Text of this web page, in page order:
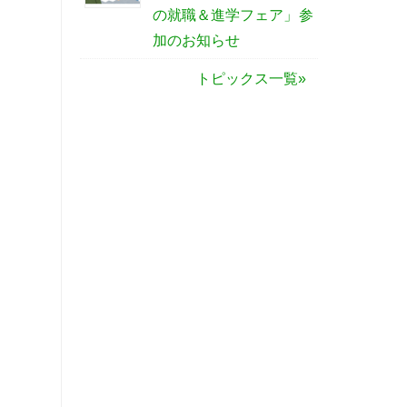
の就職＆進学フェア」参
加のお知らせ
トピックス一覧»